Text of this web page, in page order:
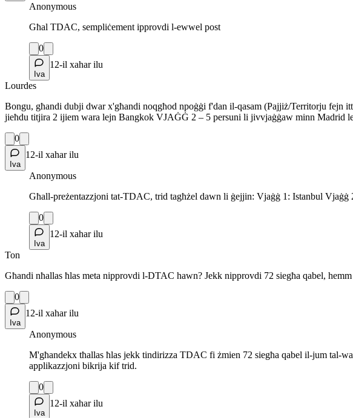
Anonymous
Għal TDAC, sempliċement ipprovdi l-ewwel post
0
Iva
12-il xahar ilu
Lourdes
Bongu, għandi dubji dwar x'għandi noqgħod npoġġi f'dan il-qasam (Pajjiż/Territorju
jieħdu titjira 2 ijiem wara lejn Bangkok VJAĠĠ 2 – 5 persuni li jivvjaġġaw minn Madrid
0
Iva
12-il xahar ilu
Anonymous
Għall-preżentazzjoni tat-TDAC, trid tagħżel dawn li ġejjin: Vjaġġ 1: Istanbul
0
Iva
12-il xahar ilu
Ton
Għandi nħallas ħlas meta nipprovdi l-DTAC hawn? Jekk nipprovdi 72 siegħa qabel, hemm
0
Iva
12-il xahar ilu
Anonymous
M'għandekx tħallas ħlas jekk tindirizza TDAC fi żmien 72 siegħa qabel il-jum tal-
applikazzjoni bikrija kif trid.
0
Iva
12-il xahar ilu